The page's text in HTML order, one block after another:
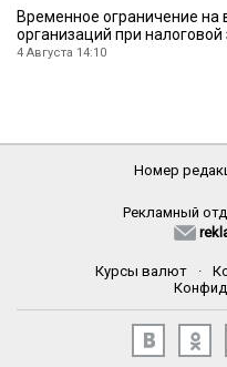
Временное ограничение на
организаций при
4 Августа 14:10
Номер
Рекламный
Курсы валют ·